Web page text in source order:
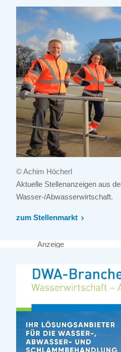
© Achim Höcherl
Aktuelle Stellenanzeigen aus
Wasser-/Abwasserwirtschaft.
zum Stellenmarkt
Anzeige